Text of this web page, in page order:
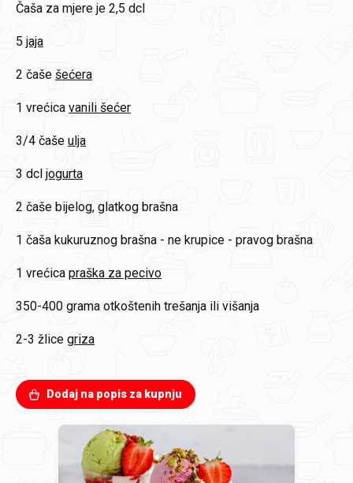
Čaša za mjere je 2,5 dcl
5 jaja
2 čaše šećera
1 vrećica vanili šećer
3/4 čaše ulja
3 dcl jogurta
2 čaše bijelog, glatkog brašna
1 čaša kukuruznog brašna - ne krupice - pravog brašna
1 vrećica praška za pecivo
350-400 grama otkoštenih trešanja ili višanja
2-3 žlice griza
Dodaj na popis za kupnju